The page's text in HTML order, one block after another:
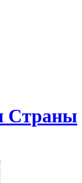
Страны